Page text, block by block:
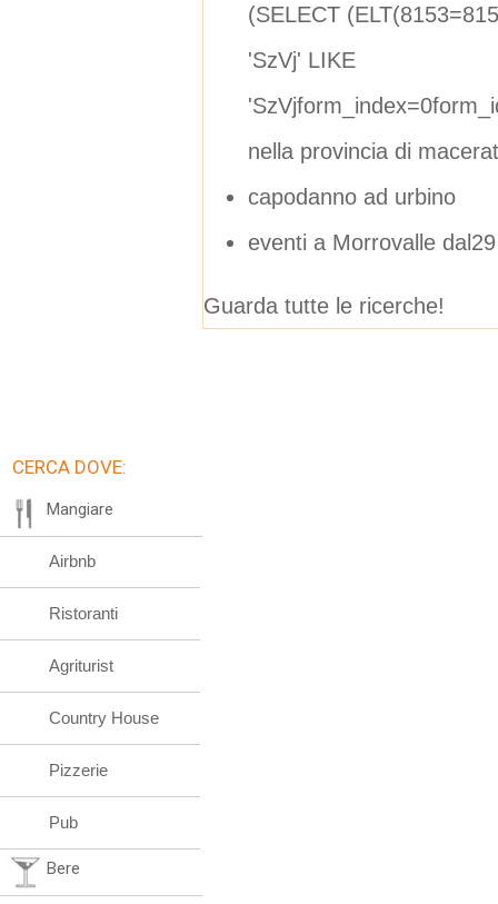
(SELECT
'SzVj' LIKE
nella provincia di
capodanno ad urbino
eventi a Morrovalle
Guarda tutte le ricerche!
CERCA DOVE:
Mangiare
Airbnb
Ristoranti
Agriturist
Country House
Pizzerie
Pub
Bere